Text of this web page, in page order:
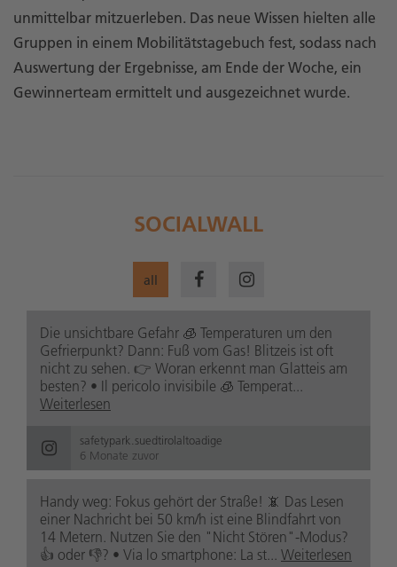
unmittelbar mitzuerleben. Das neue Wissen hielten alle
Gruppen in einem Mobilitätstagebuch fest, sodass nach
Auswertung der Ergebnisse, am Ende der Woche, ein
Gewinnerteam ermittelt und ausgezeichnet wurde.
SOCIALWALL
all
Die unsichtbare Gefahr 🧊 Temperaturen um den
Gefrierpunkt? Dann: Fuß vom Gas! Blitzeis ist oft
nicht zu sehen. 👉 Woran erkennt man Glatteis am
besten? • Il pericolo invisibile 🧊 Temperat...
Weiterlesen
safetypark.suedtirolaltoadige
6 Monate zuvor
Handy weg: Fokus gehört der Straße! 📵 Das Lesen
einer Nachricht bei 50 km/h ist eine Blindfahrt von
14 Metern. Nutzen Sie den "Nicht Stören"-Modus?
👍 oder 👎? • Via lo smartphone: La st... Weiterlesen